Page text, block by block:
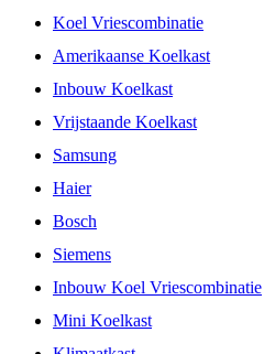
Koel Vriescombinatie
Amerikaanse Koelkast
Inbouw Koelkast
Vrijstaande Koelkast
Samsung
Haier
Bosch
Siemens
Inbouw Koel Vriescombinatie
Mini Koelkast